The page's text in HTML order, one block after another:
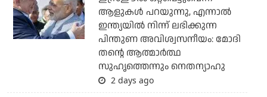
ആളുകള്‍ പറയുന്നു, എന്നാല്‍
ഇന്ത്യയില്‍ നിന്ന് ലഭിക്കുന്ന
പിന്തുണ അവിശ്വസനീയം: മോദി
തന്റെ ആത്മാര്‍ത്ഥ
സുഹൃത്തെന്നും നെതന്യാഹു
2 days ago